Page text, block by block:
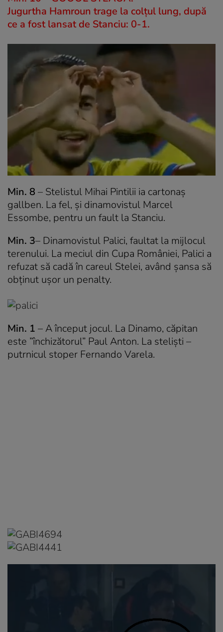
Jugurtha Hamroun trage la colțul lung, după
ce a fost lansat de Stanciu: 0-1.
Min. 8 – Stelistul Mihai Pintilii ia cartonaș
gallben. La fel, și dinamovistul Marcel
Essombe, pentru un fault la Stanciu.
Min. 3– Dinamovistul Palici, faultat la mijlocul
terenului. La meciul din Cupa României, Palici a
refuzat să cadă în careul Stelei, având șansa să
obținut ușor un penalty.
Min. 1 – A început jocul. La Dinamo, căpitan
este ”închizătorul” Paul Anton. La steliști –
putrnicul stoper Fernando Varela.